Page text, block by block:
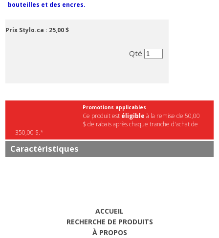
bouteilles et des encres.
Prix Stylo.ca : 25,00 $
Qté
Promotions applicables
Ce produit est éligible à la remise de 50,00
$ de rabais après chaque tranche d'achat de
350,00 $.*
Caractéristiques
ACCUEIL
RECHERCHE DE PRODUITS
À PROPOS